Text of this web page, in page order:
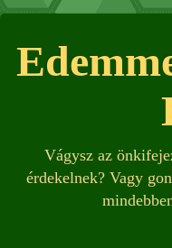
Vágysz az
érdekelnek? Vagy